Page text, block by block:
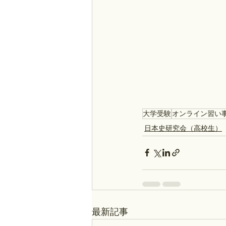
大学受験オンライン習い
日本史研究会（高校生）
最新記事